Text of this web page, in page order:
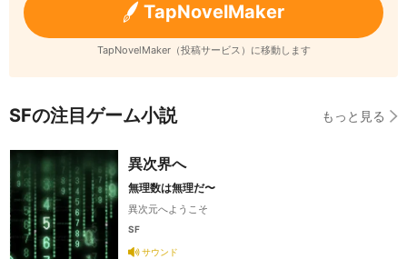
TapNovelMaker
TapNovelMaker（投稿サービス）に移動します
SFの注目ゲーム小説 もっと見る
異次界へ
無理数は無理だ〜
異次元へようこそ
SF
サウンド